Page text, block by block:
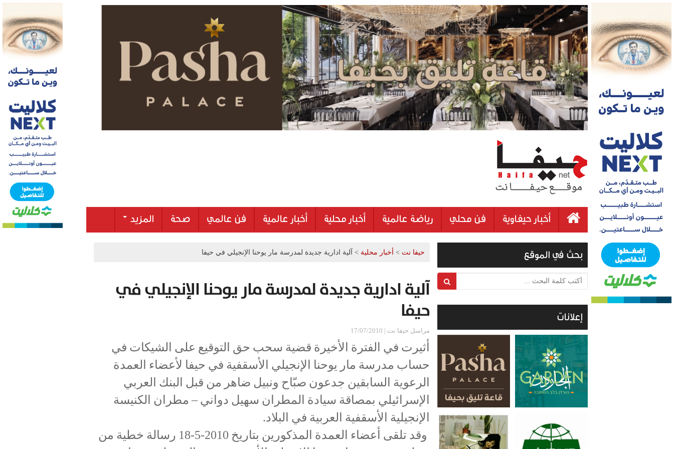
أخبار حيفاوية فن محلي رياضة عالمية أخبار محلية أخبار عالمية فن عالمي صحة المزيد
حيفا نت > أخبار محلية > آلية ادارية جديدة لمدرسة مار يوحنا الإنجيلي في حيفا
آلية ادارية جديدة لمدرسة مار يوحنا الإنجيلي في
حيفا
مراسل حيفا نت | 17/07/2010
أثيرت في الفترة الأخيرة قضية سحب حق التوقيع على الشيكات في
حساب مدرسة مار يوحنا الإنجيلي الأسقفية في حيفا لأعضاء العمدة
الرعوية السابقين جدعون صبّاح ونبيل ضاهر من قبل البنك العربي
الإسرائيلي بمصاقة سيادة المطران سهيل دواني – مطران الكنيسة
الإنجيلية الأسقفية العربية في البلاد.
وقد تلقى أعضاء العمدة المذكورين بتاريخ 2010-5-18 رسالة خطية من
بحث في الموقع
أكتب كلمة البحث ...
إعلانات